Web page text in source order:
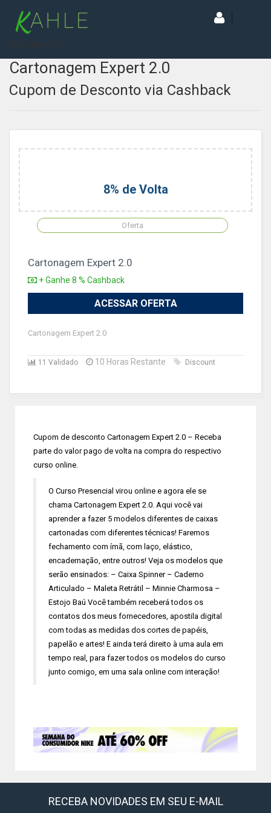
Cartonagem Expert 2.0
Cupom de Desconto via Cashback
8% de Volta
Oferta
Cartonagem Expert 2.0
+ Ganhe 8 % Cashback
ACESSAR OFERTA
Cartonagem Expert 2.0
11 Validado 10 Horas Restante Discount
Cupom de desconto Cartonagem Expert 2.0 – Receba
parte do valor pago de volta na compra do respectivo
curso online.
O Curso Presencial virou online e agora ele se
chama Cartonagem Expert 2.0. Aqui você vai
aprender a fazer 5 modelos diferentes de caixas
cartonadas com diferentes técnicas! Faremos
fechamento com ímã, com laço, elástico,
encadernação, entre outros! Veja os modelos que
serão ensinados: – Caixa Spinner – Caderno
Articulado – Maleta Retrátil – Minnie Charmosa –
Estojo Baú Você também receberá todos os
contatos dos meus fornecedores, apostila digital
com todas as medidas dos cortes de papéis,
papelão e artes! E ainda terá direito à uma aula em
tempo real, para fazer todos os modelos do curso
junto comigo, em uma sala online com interação!
RECEBA NOVIDADES EM SEU E-MAIL